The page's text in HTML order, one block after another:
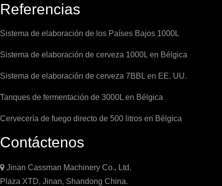
Referencias
Sistema de elaboración de los Países Bajos 1000L
Sistema de elaboración de cerveza 1000L en Bélgica
Sistema de elaboración de cerveza 7BBL en EE. UU.
Tanques de fermentación de 3000L en Bélgica
Cervecería de fuego directo de 500 litros en Bélgica
Contáctenos
 Jinan Cassman Machinery Co., Ltd.
Plaza XTD, Jinan, Shandong China.